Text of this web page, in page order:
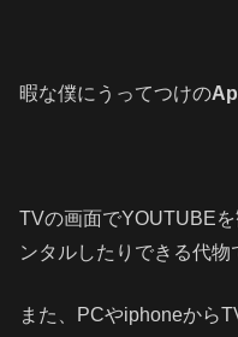
暇な僕にうってつけの
TVの画面でYOUTUBE
ンタルしたりできる代物
また、PCやiphoneから